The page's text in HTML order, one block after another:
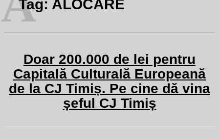
Tag: ALOCARE
Doar 200.000 de lei pentru
Capitală Culturală Europeană
de la CJ Timiș. Pe cine dă vina
șeful CJ Timiș